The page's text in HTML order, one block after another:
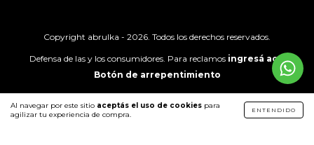
Al navegar por este sitio aceptás el uso de cookies para
agilizar tu experiencia de compra.
ENTENDIDO
Copyright abrulka - 2026. Todos los derechos reservados.
Defensa de las y los consumidores. Para reclamos ingresá acá.
Botón de arrepentimiento